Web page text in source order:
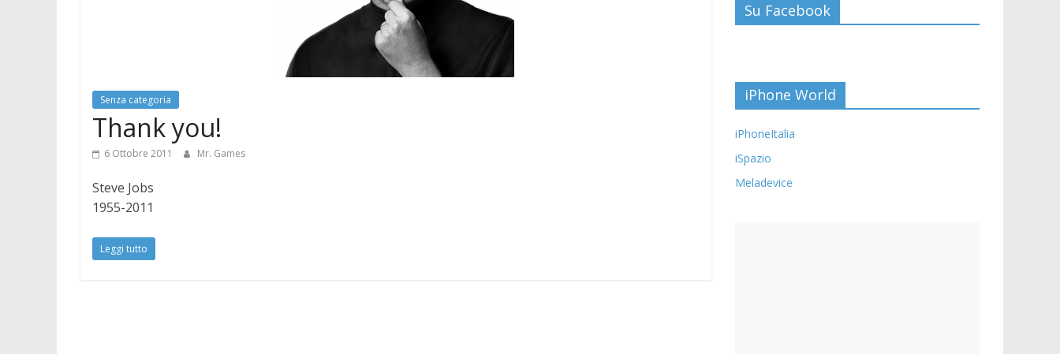
Senza categoria
Thank you!
6 Ottobre 2011 Mr. Games
Steve Jobs
1955-2011
Leggi tutto
Su Facebook
iPhone World
iPhoneItalia
iSpazio
Meladevice